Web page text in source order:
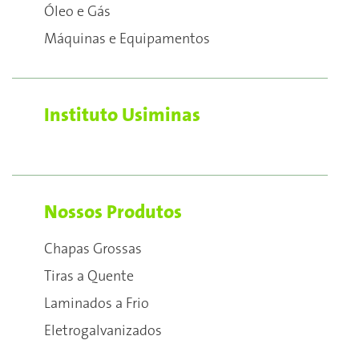
Óleo e Gás
Máquinas e Equipamentos
Instituto Usiminas
Nossos Produtos
Chapas Grossas
Tiras a Quente
Laminados a Frio
Eletrogalvanizados